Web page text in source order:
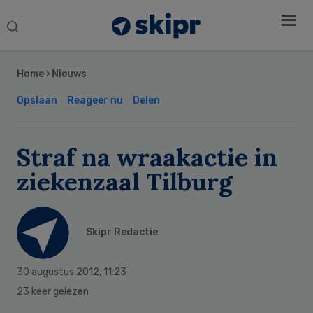
Search
Home › Nieuws
Opslaan Reageer nu Delen
Straf na wraakactie in
ziekenzaal Tilburg
Skipr Redactie
30 augustus 2012, 11:23
23 keer gelezen
Sidebar